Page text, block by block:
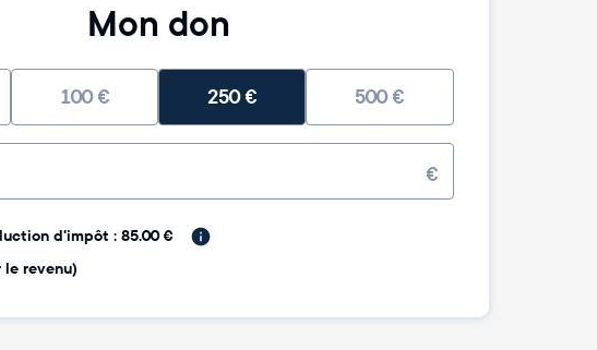
Mon don
100€ 250€ 500€
€
d'impôt : 85.00 €
le revenu)